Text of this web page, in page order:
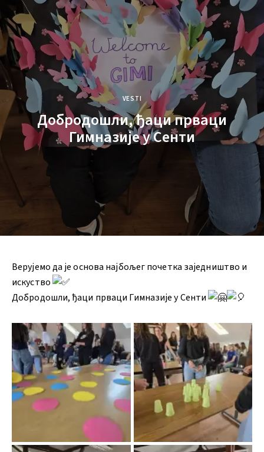
VESTI
Добродошли, ђаци прваци
Гимназије у Сенти
Верујемо да је основа најбољег почетка заједништво и
искуство
Добродошли, ђаци прваци Гимназије у Сенти